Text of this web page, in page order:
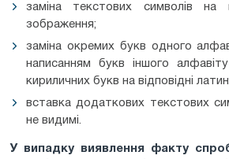
заміна текстових символів на
зображення;
заміна окремих букв одного
написанням букв іншого
кириличних букв на відповідні
вставка додаткових текстових
не видимі.
У випадку виявлення факту